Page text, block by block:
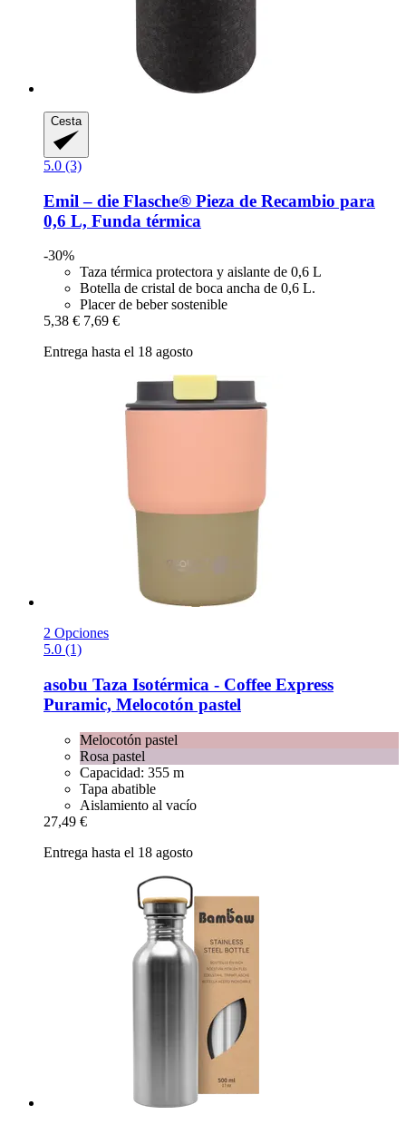
Cesta
5.0 (3)
Emil – die Flasche® Pieza de Recambio para
0,6 L, Funda térmica
-30%
Taza térmica protectora y aislante de 0,6 L
Botella de cristal de boca ancha de 0,6 L.
Placer de beber sostenible
5,38 € 7,69 €
Entrega hasta el 18 agosto
2 Opciones
5.0 (1)
asobu Taza Isotérmica -​ Coffee Express
Puramic, Melocotón pastel
Melocotón pastel
Rosa pastel
Capacidad: 355 m
Tapa abatible
Aislamiento al vacío
27,49 €
Entrega hasta el 18 agosto